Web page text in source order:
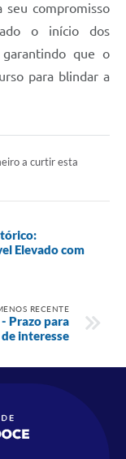
compromisso
o início dos
que o
para blindar a
a curtir esta
Elevado com
RECENTE
Prazo para
interesse